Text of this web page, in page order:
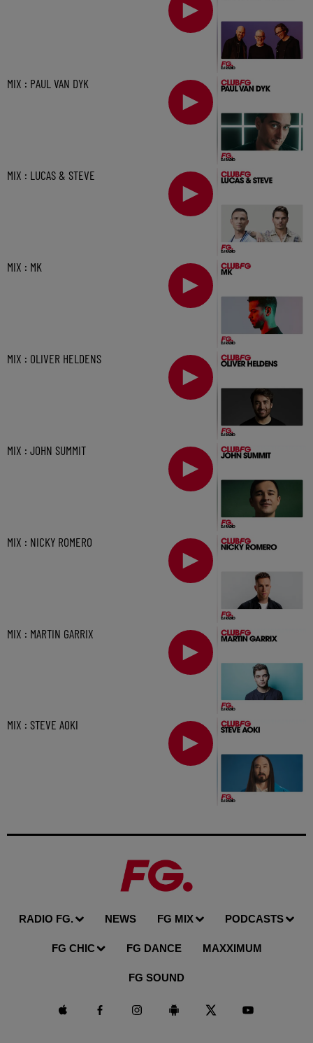
MIX : PAUL VAN DYK
MIX : LUCAS & STEVE
MIX : MK
MIX : OLIVER HELDENS
MIX : JOHN SUMMIT
MIX : NICKY ROMERO
MIX : MARTIN GARRIX
MIX : STEVE AOKI
RADIO FG. NEWS FG MIX PODCASTS
FG CHIC FG DANCE MAXXIMUM
FG SOUND